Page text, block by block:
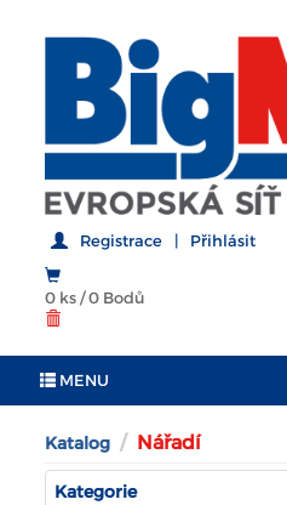
Registrace | Přihlásit
0 ks/0 Bodů
MENU
Katalog Nářadí
Kategorie